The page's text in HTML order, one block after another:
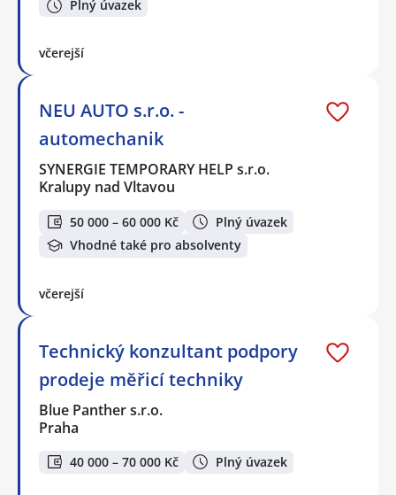
Plný úvazek
včerejší
NEU AUTO s.r.o. -
automechanik
SYNERGIE TEMPORARY HELP s.r.o.
Kralupy nad Vltavou
50 000 – 60 000 Kč
Plný úvazek
Vhodné také pro absolventy
včerejší
Technický konzultant podpory
prodeje měřicí techniky
Blue Panther s.r.o.
Praha
40 000 – 70 000 Kč Plný úvazek